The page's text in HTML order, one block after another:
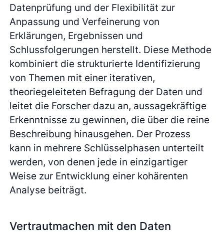
Datenprüfung und der Flexibilität zur
Anpassung und Verfeinerung von
Erklärungen, Ergebnissen und
Schlussfolgerungen herstellt. Diese Methode
kombiniert die strukturierte Identifizierung
von Themen mit einer iterativen,
theoriegeleiteten Befragung der Daten und
leitet die Forscher dazu an, aussagekräftige
Erkenntnisse zu gewinnen, die über die reine
Beschreibung hinausgehen. Der Prozess
kann in mehrere Schlüsselphasen unterteilt
werden, von denen jede in einzigartiger
Weise zur Entwicklung einer kohärenten
Analyse beiträgt.
Vertrautmachen mit den Daten